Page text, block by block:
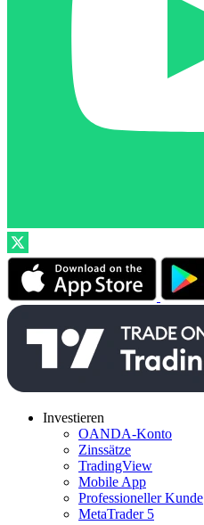
Investieren
OANDA-Konto
Zinssätze
TradingView
Mobile App
Professioneller Kunde
MetaTrader 5